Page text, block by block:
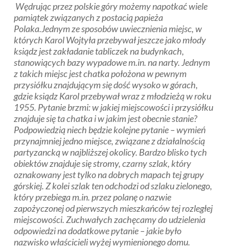
Wędrując przez polskie góry możemy napotkać wiele
pamiątek związanych z postacią papieża
Polaka.Jednym ze sposobów uwiecznienia miejsc, w
których Karol Wojtyła przebywał jeszcze jako młody
ksiądz jest zakładanie tabliczek na budynkach,
stanowiących bazy wypadowe m.in. na narty. Jednym
z takich miejsc jest chatka położona w pewnym
przysiółku znajdującym się dość wysoko w górach,
gdzie ksiądz Karol przebywał wraz z młodzieżą w roku
1955. Pytanie brzmi: w jakiej miejscowości i przysiółku
znajduje się ta chatka i w jakim jest obecnie stanie?
Podpowiedzią niech będzie kolejne pytanie – wymień
przynajmniej jedno miejsce, związane z działalnością
partyzancką w najbliższej okolicy. Bardzo blisko tych
obiektów znajduje się stromy, czarny szlak, który
oznakowany jest tylko na dobrych mapach tej grupy
górskiej. Z kolei szlak ten odchodzi od szlaku zielonego,
który przebiega m.in. przez polanę o nazwie
zapożyczonej od pierwszych mieszkańców tej rozległej
miejscowości. Zuchwałych zachęcamy do udzielenia
odpowiedzi na dodatkowe pytanie – jakie było
nazwisko właścicieli wyżej wymienionego domu.